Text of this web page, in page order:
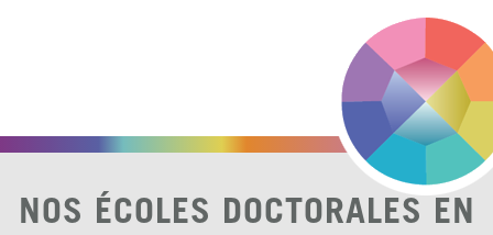
NOS ÉCOLES DOCTORALES EN